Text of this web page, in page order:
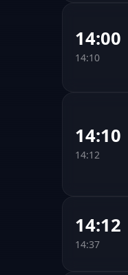
14:00
14:10
14:10
14:12
14:12
14:37